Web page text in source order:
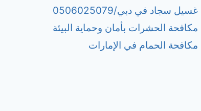
غسيل سجاد في دبي/0506025079
مكافحة الحشرات بأمان وحماية البيئة
مكافحة الحمام في الإمارات